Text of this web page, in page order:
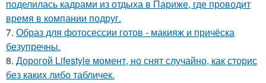
поделилась кадрами из отдыха в Париже, где проводит
время в компании подруг.
7. Образ для фотосессии готов - макияж и причёска
безупречны.
8. Дорогой Lifestyle момент, но снят случайно, как сторис
без каких либо табличек.